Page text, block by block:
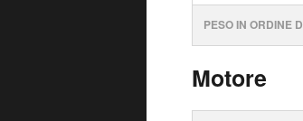
PESO IN ORDINE
Motore